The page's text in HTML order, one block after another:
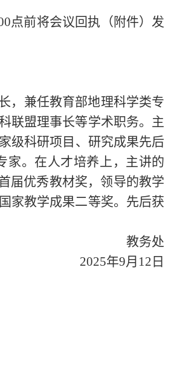
点前将会议回执（附件）发
，兼任教育部地理科学类专
联盟理事长等学术职务。主
级科研项目、研究成果先后
家。在人才培养上，主讲的
届优秀教材奖，领导的教学
家教学成果二等奖。先后获
教务处
2025年9月12日